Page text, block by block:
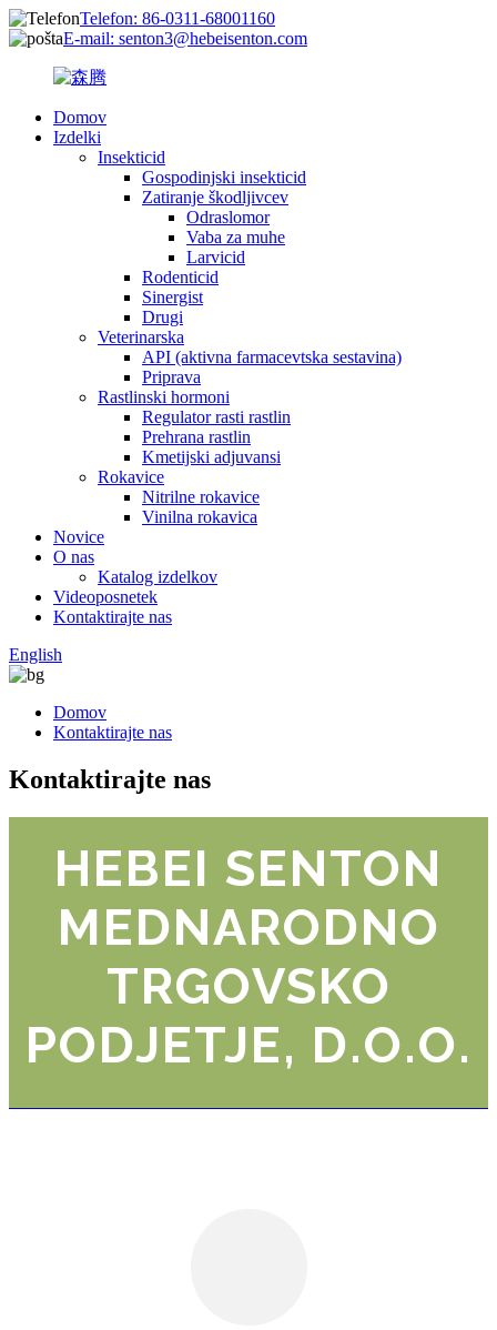
Telefon: 86-0311-68001160
E-mail: senton3@hebeisenton.com
Domov
Izdelki
Insekticid
Gospodinjski insekticid
Zatiranje škodljivcev
Odraslomor
Vaba za muhe
Larvicid
Rodenticid
Sinergist
Drugi
Veterinarska
API (aktivna farmacevtska sestavina)
Priprava
Rastlinski hormoni
Regulator rasti rastlin
Prehrana rastlin
Kmetijski adjuvansi
Rokavice
Nitrilne rokavice
Vinilna rokavica
Novice
O nas
Katalog izdelkov
Videoposnetek
Kontaktirajte nas
English
Domov
Kontaktirajte nas
Kontaktirajte nas
HEBEI SENTON
MEDNARODNO
TRGOVSKO
PODJETJE, D.O.O.